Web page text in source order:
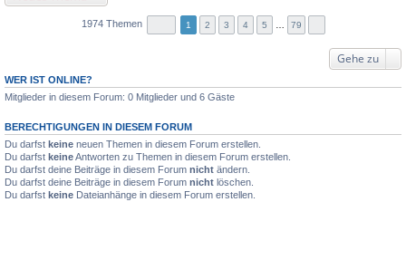
1974 Themen 1 2 3 4 5 79
Gehe zu
WER IST ONLINE?
Mitglieder in diesem Forum: 0 Mitglieder und 6 Gäste
BERECHTIGUNGEN IN DIESEM FORUM
Du darfst keine neuen Themen in diesem Forum erstellen.
Du darfst keineAntworten zu Themen in diesem Forum erstellen.
Du darfst deine Beiträge in diesem Forum nicht ändern.
Du darfst deine Beiträge in diesem Forum nicht löschen.
Du darfst keine Dateianhänge in diesem Forum erstellen.